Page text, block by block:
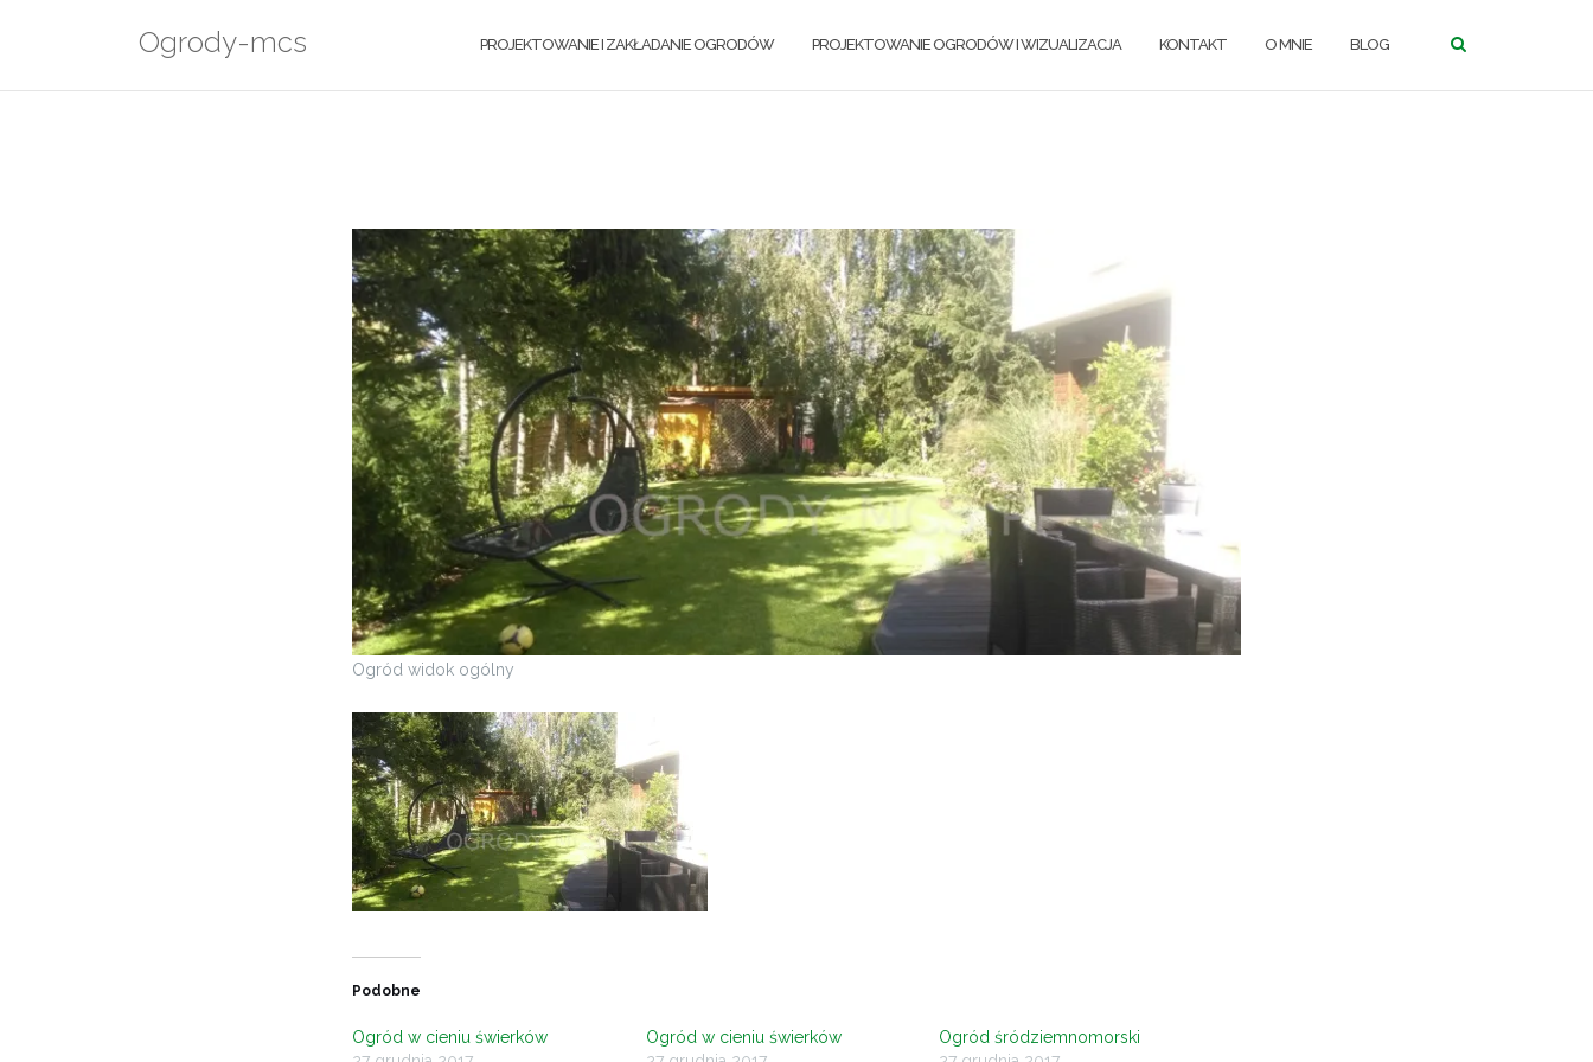
Ogrody-mcs PROJEKTOWANIE I ZAKŁADANIE OGRODÓW PROJEKTOWANIE OGRODÓW I WIZUALIZACJA KONTAKT O MNIE BLOG
Ogród widok ogólny
Podobne
Ogród w cieniu świerków
Ogród w cieniu świerków
Ogród śródziemnomorski